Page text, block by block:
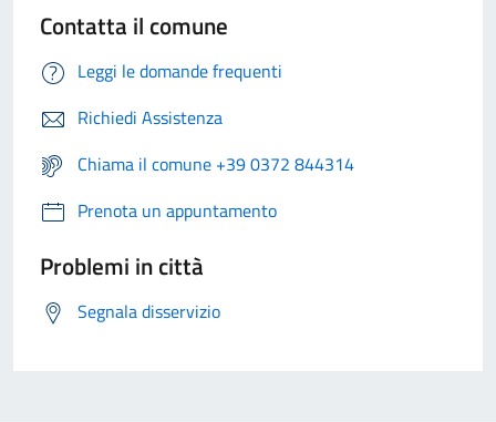
Contatta il comune
Leggi le domande frequenti
Richiedi Assistenza
Chiama il comune +39 0372 844314
Prenota un appuntamento
Problemi in città
Segnala disservizio